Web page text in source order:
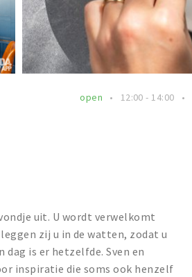
open 12:00 - 14:00
uit. U wordt verwelkomt
zij u in de watten, zodat u
is er hetzelfde. Sven en
inspiratie die soms ook henzelf